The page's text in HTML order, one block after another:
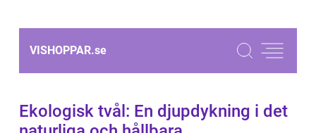
VISHOPPAR.se
Ekologisk tvål: En djupdykning i det